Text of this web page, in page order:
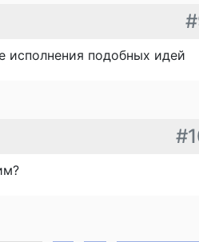
исполнения подобных идей